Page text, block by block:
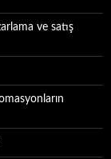
ve satış